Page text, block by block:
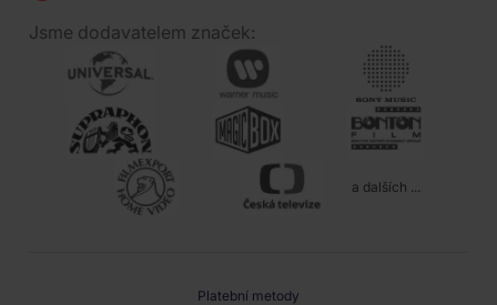
Jsme dodavatelem značek:
a dalších ...
Platební metody